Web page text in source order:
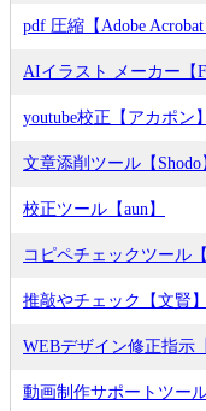
pdf 圧縮【Adobe Acrobat
AIイラスト メーカー【
youtube校正【アカポン】
文章添削ツール【Shodo
校正ツール【aun】
コピペチェックツール【
推敲やチェック【文賢】
WEBデザイン修正指示【
動画制作サポートツー